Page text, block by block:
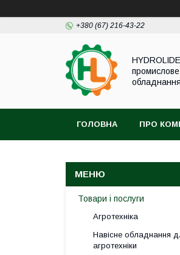
+380 (67) 216-43-22
обладнання
ГОЛОВНА ПРО
Товари і послуги
Агротехніка
Навісне обладнання
агротехніки